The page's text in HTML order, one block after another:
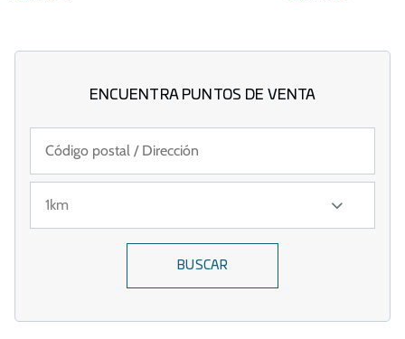
ENCUENTRA PUNTOS DE VENTA
BUSCAR